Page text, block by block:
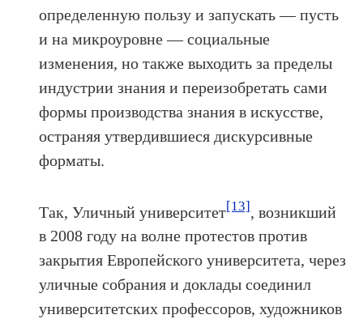
определенную пользу и запускать — пусть
и на микроуровне — социальные
изменения, но также выходить за пределы
индустрии знания и переизобретать сами
формы производства знания в искусстве,
остраняя утвердившиеся дискурсивные
форматы.
Так, Уличный университет[13], возникший
в 2008 году на волне протестов против
закрытия Европейского университета, через
уличные собрания и доклады соединил
университетских профессоров, художников